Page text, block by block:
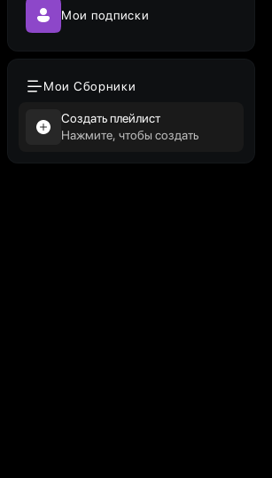
Мои подписки
Мои Сборники
Создать плейлист
Нажмите, чтобы создать